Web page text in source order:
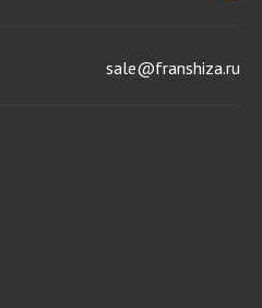
sale@franshiza.ru